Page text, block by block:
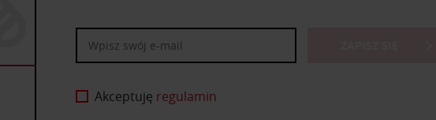
Akceptuję regulamin